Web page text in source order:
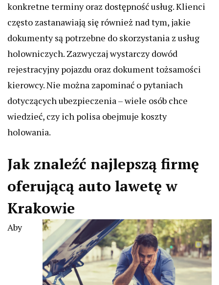
konkretne terminy oraz dostępność usług. Klienci
często zastanawiają się również nad tym, jakie
dokumenty są potrzebne do skorzystania z usług
holowniczych. Zazwyczaj wystarczy dowód
rejestracyjny pojazdu oraz dokument tożsamości
kierowcy. Nie można zapominać o pytaniach
dotyczących ubezpieczenia – wiele osób chce
wiedzieć, czy ich polisa obejmuje koszty
holowania.
Jak znaleźć najlepszą firmę
oferującą auto lawetę w
Krakowie
Aby